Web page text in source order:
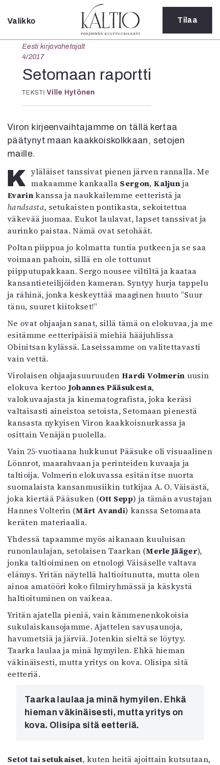
Sulje
Verkkoartikkeli
Teatteri
Tanssi
Sámegillii
Pääkirjoitus
Näyttelyt
Musiikki
Levyt
Kuvataide
Kirjat
In English
Esitystaide
Arkisto
Lehdet
1/2026
6/2025
5/2025 saame
Lehtiarkisto
Info
Tilaus ja irtonumerot
Yhteistyössä
Toimitus
Mediatiedot
Kaltio ry
Valikko Tilaa
Eesti kirjavahetajalt
4/2017
Setomaan raportti
TEKSTI Ville Hytönen
Viron kirjeenvaihtajamme on tällä kertaa
päätynyt maan kaakkoiskolkkaan, setojen
maille.
Kyläläiset tanssivat pienen järven rannalla. Me makaamme kankaalla Sergon, Kaljunja
Evarinkanssa ja naukkailemme eetteristä ja
handsasta, setukaisten pontikasta, sekoitettua
väkevää juomaa. Eukot laulavat, lapset tanssivat ja
aurinko paistaa. Nämä ovat setohäät.
Poltan piippua jo kolmatta tuntia putkeen ja se saa
voimaan pahoin, sillä en ole tottunut
piipputupakkaan. Sergo nousee viltiltä ja kaataa
kansantieteilijöiden kameran. Syntyy hurja tappelu
ja rähinä, jonka keskeyttää maaginen huuto ”Suur
tänu, suuret kiitokset!”
Ne ovat ohjaajan sanat, sillä tämä on elokuvaa, ja me
esitämme eetteripäisiä miehiä hääjuhlissa
Obinitsan kylässä. Laseissamme on valitettavasti
vain vettä.
Virolaisen ohjaajasuuruuden Hardi Volmerin uusin
elokuva kertoo Johannes Pääsukesta,
valokuvaajasta ja kinematografista, joka keräsi
valtaisasti aineistoa setoista, Setomaan pienestä
kansasta nykyisen Viron kaakkoisnurkassa ja
osittain Venäjän puolella.
Vain 25-vuotiaana hukkunut Pääsuke oli visuaalinen
Lönnrot, maarahvaan ja perinteiden kuvaaja ja
taltioija. Volmerin elokuvassa esitän itse nuorta
suomalaista kansanmusiikin tutkijaa A. O. Väisästä,
joka kiertää Pääsuken (Ott Sepp) ja tämän avustajan
Hannes Volterin (Märt Avandi) kanssa Setomaata
keräten materiaalia.
Yhdessä tapaamme myös aikanaan kuuluisan
runonlaulajan, setolaisen Taarkan (Merle Jääger),
jonka taltioiminen on etnologi Väisäselle valtava
elämys. Yritän näytellä haltioitunutta, mutta olen
ainoa amatööri koko filmiryhmässä ja käskystä
haltioituminen on vaikeaa.
Yritän ajatella pieniä, vain kämmenenkokoisia
sukulaiskansojamme. Ajattelen savusaunoja,
havumetsiä ja järviä. Jotenkin sieltä se löytyy.
Taarka laulaa ja minä hymyilen. Ehkä hieman
väkinäisesti, mutta yritys on kova. Olisipa sitä
eetteriä.
Taarka laulaa ja minä hymyilen. Ehkä
hieman väkinäisesti, mutta yritys on
kova. Olisipa sitä eetteriä.
Setot tai setukaiset, kuten heitä ajoittain kutsutaan,